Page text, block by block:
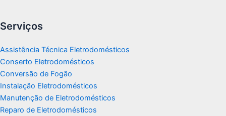
Serviços
Assistência Técnica Eletrodomésticos
Conserto Eletrodomésticos
Conversão de Fogão
Instalação Eletrodomésticos
Manutenção de Eletrodomésticos
Reparo de Eletrodomésticos